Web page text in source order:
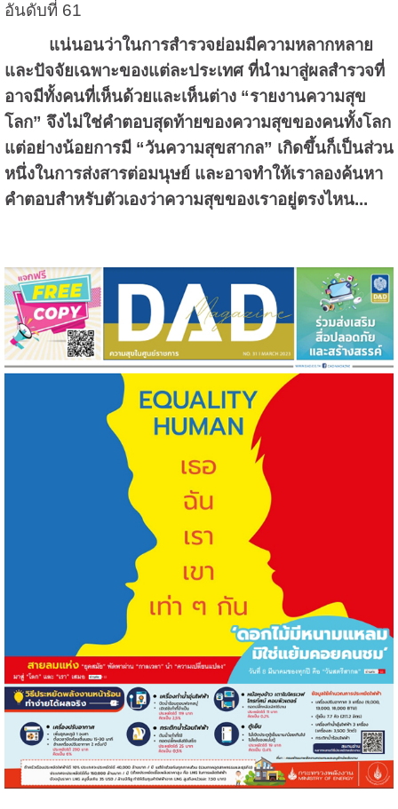
อันดับที่ 61
แน่นอนว่าในการสำรวจย่อมมีความหลากหลาย
และปัจจัยเฉพาะของแต่ละประเทศ ที่นำมาสู่ผลสำรวจที่
อาจมีทั้งคนที่เห็นด้วยและเห็นต่าง “รายงานความสุข
โลก” จึงไม่ใช่คำตอบสุดท้ายของความสุขของคนทั้งโลก
แต่อย่างน้อยการมี “วันความสุขสากล” เกิดขึ้นก็เป็นส่วน
หนึ่งในการส่งสารต่อมนุษย์ และอาจทำให้เราลองค้นหา
คำตอบสำหรับตัวเองว่าความสุขของเราอยู่ตรงไหน...